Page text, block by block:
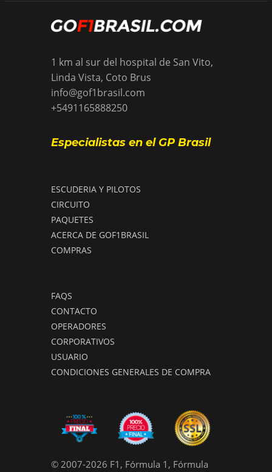
1 km al sur del hospital de San Vito,
Linda Vista, Coto Brus
info@gof1brasil.com
+5491165888250
Especialistas en el GP Brasil
ESCUDERIA Y PILOTOS
CIRCUITO
PAQUETES
ACERCA DE GOF1BRASIL
COMPRAS
FAQS
CONTACTO
OPERADORES
CORPORATIVOS
USUARIO
CONDICIONES GENERALES DE COMPRA
© 2007-2026 F1, Fórmula 1, Fórmula